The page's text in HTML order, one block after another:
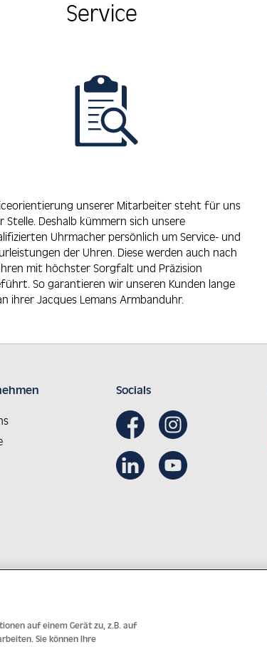
Service
unserer Mitarbeiter steht für uns
Stelle. Deshalb kümmern sich unsere
Uhrmacher persönlich um Service- und
der Uhren. Diese werden auch nach
mit höchster Sorgfalt und Präzision
So garantieren wir unseren Kunden lange
ihrer Jacques Lemans Armbanduhr.
Socials
auf einem Gerät zu, z.B. auf
Sie können Ihre